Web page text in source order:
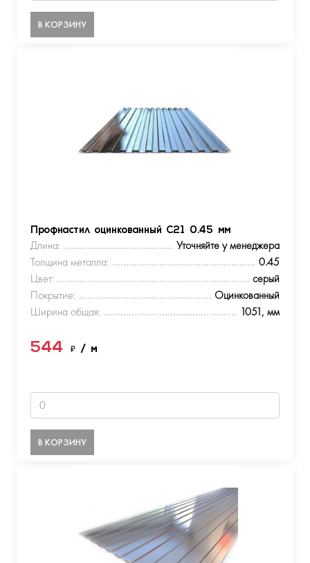
В КОРЗИНУ
Профнастил оцинкованный С21 0.45 мм
Длина:
Уточняйте у менеджера
Толщина металла:
0.45
Цвет:
серый
Покрытие:
Оцинкованный
Ширина общая:
1051, мм
544 ₽ / м
В КОРЗИНУ